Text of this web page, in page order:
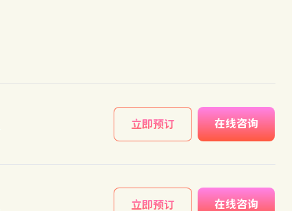
立即预订 在线咨询
立即预订 在线咨询